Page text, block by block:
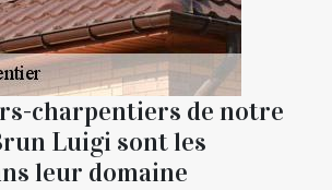
charpentiers de notre
Luigi sont les
leur domaine